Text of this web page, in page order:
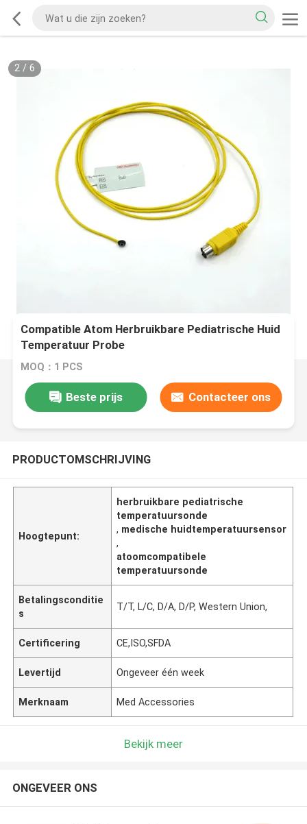
2/ 6
Compatible Atom Herbruikbare Pediatrische Huid
Temperatuur Probe
MOQ：1 PCS
Beste prijs Contacteer ons
PRODUCTOMSCHRIJVING
Hoogtepunt:
herbruikbare pediatrische
temperatuursonde
, medische huidtemperatuursensor
,
atoomcompatibele
temperatuursonde
Betalingsconditie
s
T/T, L/C, D/A, D/P, Western Union,
Certificering CE,ISO,SFDA
Levertijd Ongeveer één week
Merknaam Med Accessories
Bekijk meer
ONGEVEER ONS